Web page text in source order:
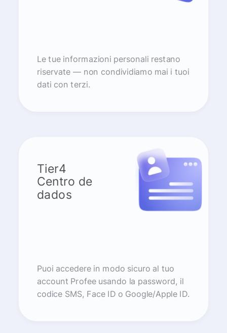
Le tue informazioni personali restano
riservate — non condividiamo mai i tuoi
dati con terzi.
Tier4
Centro de
dados
Puoi accedere in modo sicuro al tuo
account Profee usando la password, il
codice SMS, Face ID o Google/Apple ID.